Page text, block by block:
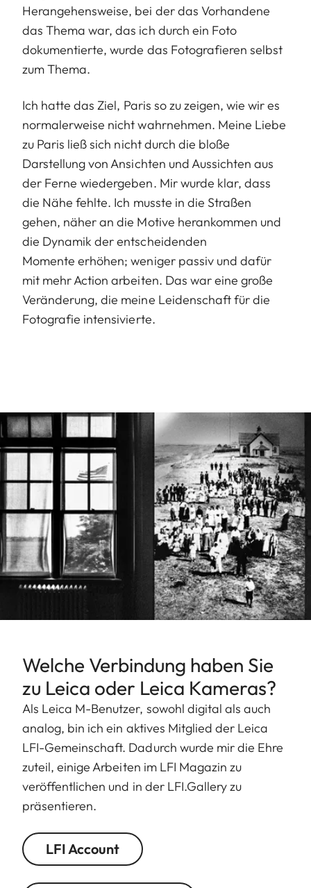
Herangehensweise, bei der das Vorhandene
das Thema war, das ich durch ein Foto
dokumentierte, wurde das Fotografieren selbst
zum Thema.
Ich hatte das Ziel, Paris so zu zeigen, wie wir es
normalerweise nicht wahrnehmen. Meine Liebe
zu Paris ließ sich nicht durch die bloße
Darstellung von Ansichten und Aussichten aus
der Ferne wiedergeben. Mir wurde klar, dass
die Nähe fehlte. Ich musste in die Straßen
gehen, näher an die Motive herankommen und
die Dynamik der entscheidenden
Momente erhöhen; weniger passiv und dafür
mit mehr Action arbeiten. Das war eine große
Veränderung, die meine Leidenschaft für die
Fotografie intensivierte.
Welche Verbindung haben Sie
zu Leica oder Leica Kameras?
Als Leica M-Benutzer, sowohl digital als auch
analog, bin ich ein aktives Mitglied der Leica
LFI-Gemeinschaft. Dadurch wurde mir die Ehre
zuteil, einige Arbeiten im LFI Magazin zu
veröffentlichen und in der LFI.Gallery zu
präsentieren.
LFI Account